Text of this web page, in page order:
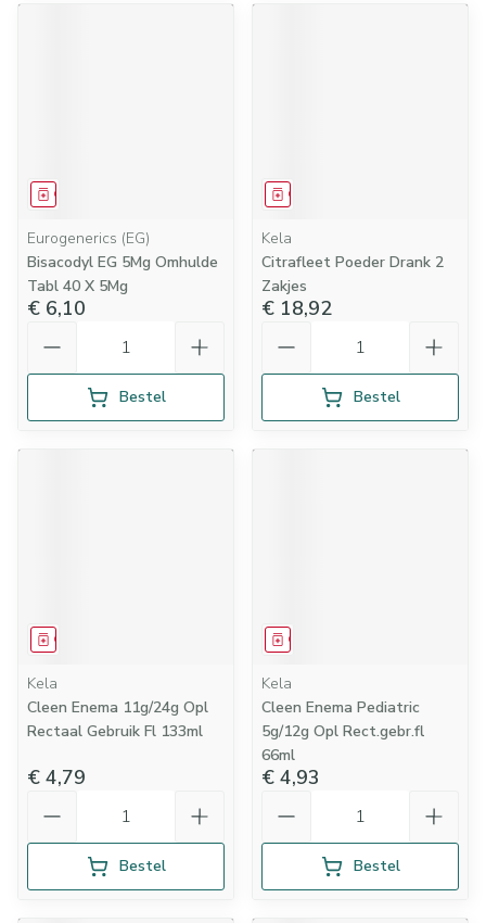
Geneesmiddel
Eurogenerics (EG)
Bisacodyl EG 5Mg Omhulde
Tabl 40 X 5Mg
€ 6,10
Bestel
Geneesmiddel
Kela
Citrafleet Poeder Drank 2
Zakjes
€ 18,92
Bestel
Geneesmiddel
Kela
Cleen Enema 11g/24g Opl
Rectaal Gebruik Fl 133ml
€ 4,79
Bestel
Geneesmiddel
Kela
Cleen Enema Pediatric
5g/12g Opl Rect.gebr.fl
66ml
€ 4,93
Bestel